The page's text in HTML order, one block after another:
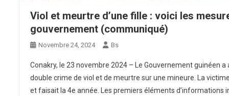
Viol et meurtre d’une fille : voici les
gouvernement (communiqué)
Novembre 24, 2024 Bs
Conakry, le 23 novembre 2024 – Le Gouvernement guinéen
double crime de viol et de meurtre sur une mineure. La
et faisait la 4e année. Les premiers éléments d’informations